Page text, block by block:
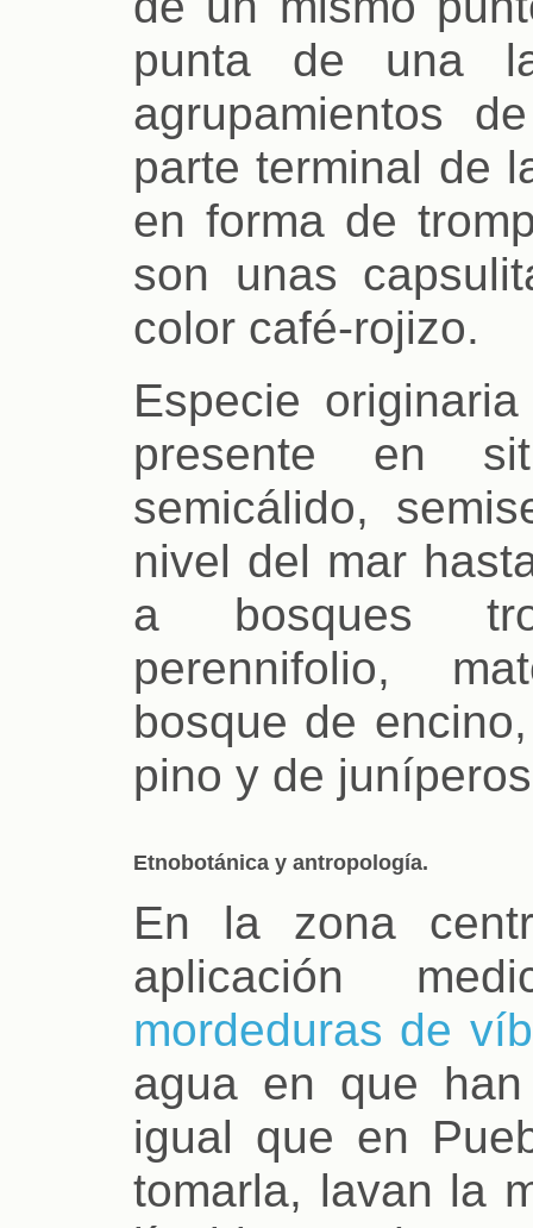
punta de una
agrupamientos
parte terminal de
en forma de
son unas
color café-rojizo.
Especie
presente en
semicálido,
nivel del mar
a bosques
perennifolio,
bosque de
pino y de
Etnobotánica y antropología.
En la zona
aplicación
mordeduras de
agua en que
igual que en
tomarla, lavan la